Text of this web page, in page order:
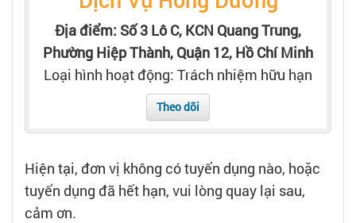
Tìm việc làm
Tạo hồ sơ
Bạn cần tuyển người
Nhà tuyển dụng
Địa điểm: Số 3 Lô C, KCN Quang Trung,
Phường Hiệp Thành, Quận 12, Hồ Chí Minh
Loại hình hoạt động: Trách nhiệm hữu hạn
Theo dõi
Hiện tại, đơn vị không có tuyển dụng nào, hoặc
tuyển dụng đã hết hạn, vui lòng quay lại sau,
cảm ơn.